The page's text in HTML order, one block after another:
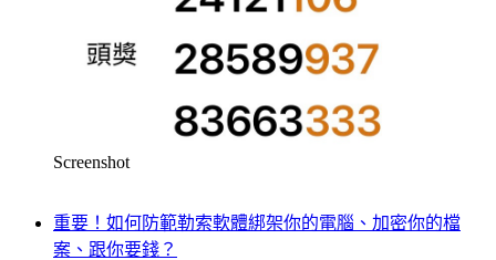
Screenshot
重要！如何防範勒索軟體綁架你的電腦、加密你的檔
案、跟你要錢？